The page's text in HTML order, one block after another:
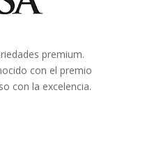
premium.
con el premio
con la excelencia.